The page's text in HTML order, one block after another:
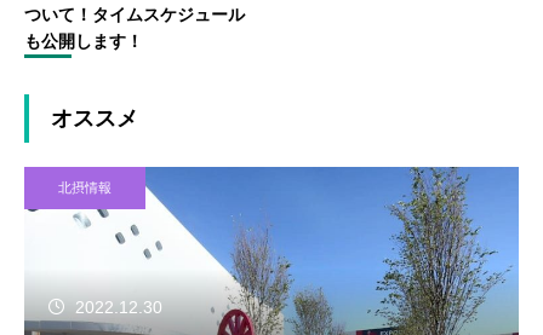
ついて！タイムスケジュール
も公開します！
オススメ
北摂情報
2022.12.30